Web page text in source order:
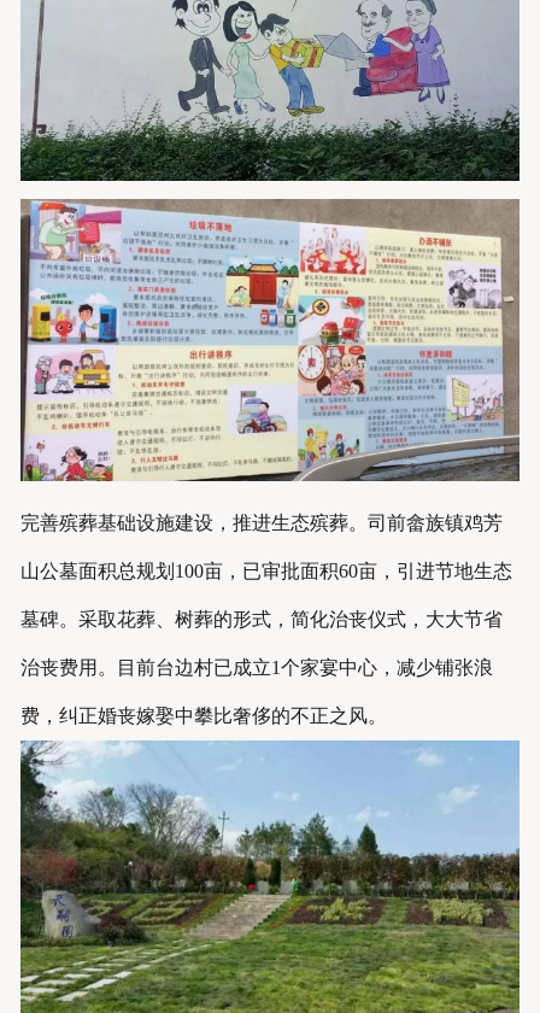
完善殡葬基础设施建设，推进生态殡葬。司前畲族镇鸡芳
山公墓面积总规划100亩，已审批面积60亩，引进节地生态
墓碑。采取花葬、树葬的形式，简化治丧仪式，大大节省
治丧费用。目前台边村已成立1个家宴中心，减少铺张浪
费，纠正婚丧嫁娶中攀比奢侈的不正之风。